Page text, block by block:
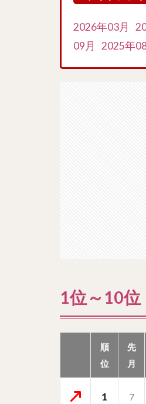
2026年03月
09月
2025年
1位～10位
順
位
先
月
1 7